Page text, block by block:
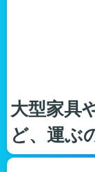
大型家具
ど、運ぶ